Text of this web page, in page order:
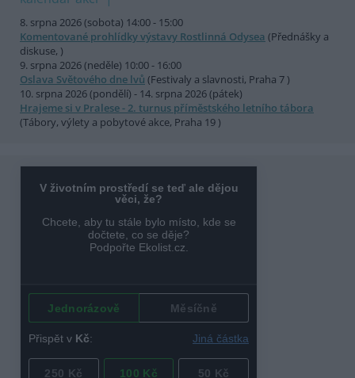
8. srpna 2026 (sobota) 14:00 - 15:00
Komentované prohlídky výstavy Rostlinná Odysea (Přednášky a
diskuse, )
9. srpna 2026 (neděle) 10:00 - 16:00
Oslava Světového dne lvů (Festivaly a slavnosti, Praha 7 )
10. srpna 2026 (pondělí) - 14. srpna 2026 (pátek)
Hrajeme si v Pralese - 2. turnus příměstského letního tábora
(Tábory, výlety a pobytové akce, Praha 19 )